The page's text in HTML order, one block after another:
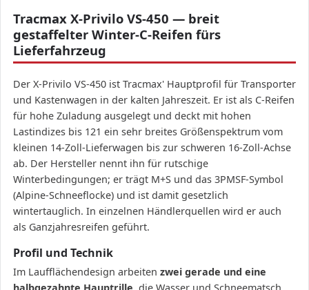
Tracmax X-Privilo VS-450 — breit
gestaffelter Winter-C-Reifen fürs
Lieferfahrzeug
Der X-Privilo VS-450 ist Tracmax' Hauptprofil für Transporter
und Kastenwagen in der kalten Jahreszeit. Er ist als C-Reifen
für hohe Zuladung ausgelegt und deckt mit hohen
Lastindizes bis 121 ein sehr breites Größenspektrum vom
kleinen 14-Zoll-Lieferwagen bis zur schweren 16-Zoll-Achse
ab. Der Hersteller nennt ihn für rutschige
Winterbedingungen; er trägt M+S und das 3PMSF-Symbol
(Alpine-Schneeflocke) und ist damit gesetzlich
wintertauglich. In einzelnen Händlerquellen wird er auch
als Ganzjahresreifen geführt.
Profil und Technik
Im Laufflächendesign arbeiten zwei gerade und eine